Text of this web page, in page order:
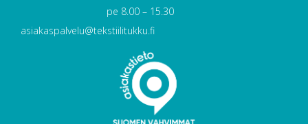
pe 8.00 – 15.30
asiakaspalvelu@tekstiilitukku.fi